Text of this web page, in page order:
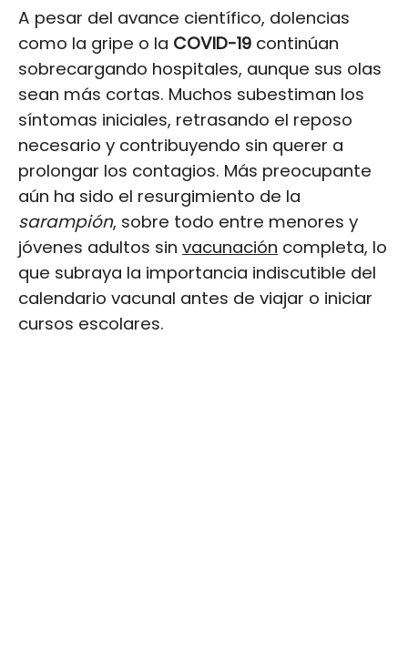
A pesar del avance científico, dolencias
como la gripe o la COVID-19 continúan
sobrecargando hospitales, aunque sus olas
sean más cortas. Muchos subestiman los
síntomas iniciales, retrasando el reposo
necesario y contribuyendo sin querer a
prolongar los contagios. Más preocupante
aún ha sido el resurgimiento de la
sarampión, sobre todo entre menores y
jóvenes adultos sin vacunación completa, lo
que subraya la importancia indiscutible del
calendario vacunal antes de viajar o iniciar
cursos escolares.